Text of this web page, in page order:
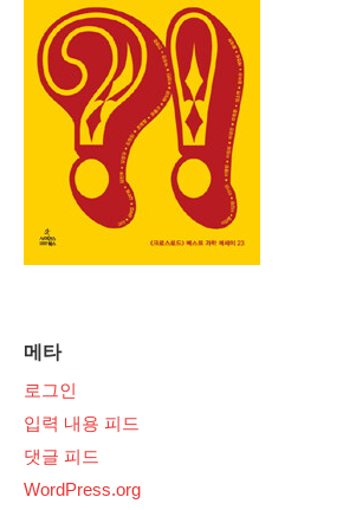
메타
로그인
입력 내용 피드
댓글 피드
WordPress.org